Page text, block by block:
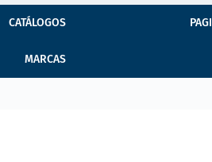
CATÁLOGOS
MARCAS